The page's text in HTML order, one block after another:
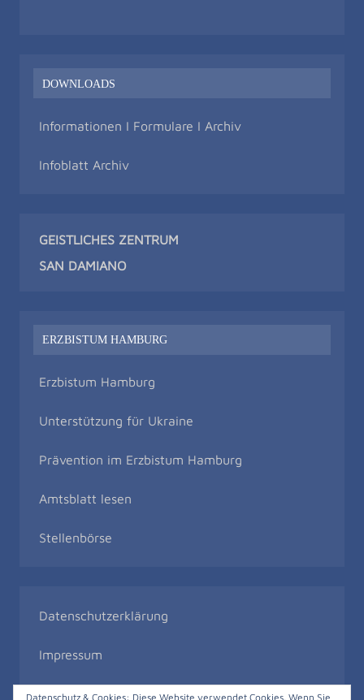
DOWNLOADS
Informationen I Formulare I Archiv
Infoblatt Archiv
GEISTLICHES ZENTRUM
SAN DAMIANO
ERZBISTUM HAMBURG
Erzbistum Hamburg
Unterstützung für Ukraine
Prävention im Erzbistum Hamburg
Amtsblatt lesen
Stellenbörse
Datenschutzerklärung
Impressum
Bildrechte
Datenschutz & Cookies: Diese Website verwendet Cookies. Wenn Sie